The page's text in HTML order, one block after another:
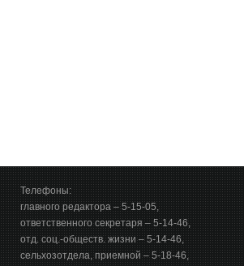
Телефоны:
главного редактора – 5-15-05,
ответственного секретаря – 5-14-46,
отд. соц.-обществ. жизни – 5-14-46,
сельхозотдела, приемной – 5-18-46,